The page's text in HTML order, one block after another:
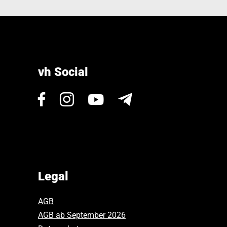
vh Social
Visit Visit
Visit
Legal
AGB
AGB ab September 2026